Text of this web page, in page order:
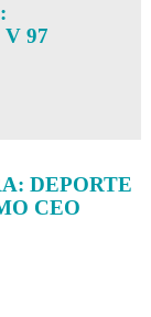
97
DEPORTE
CEO